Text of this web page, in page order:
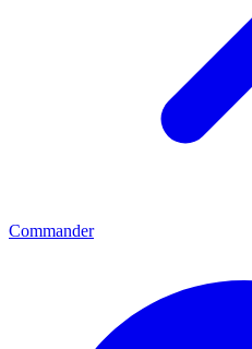
Commander